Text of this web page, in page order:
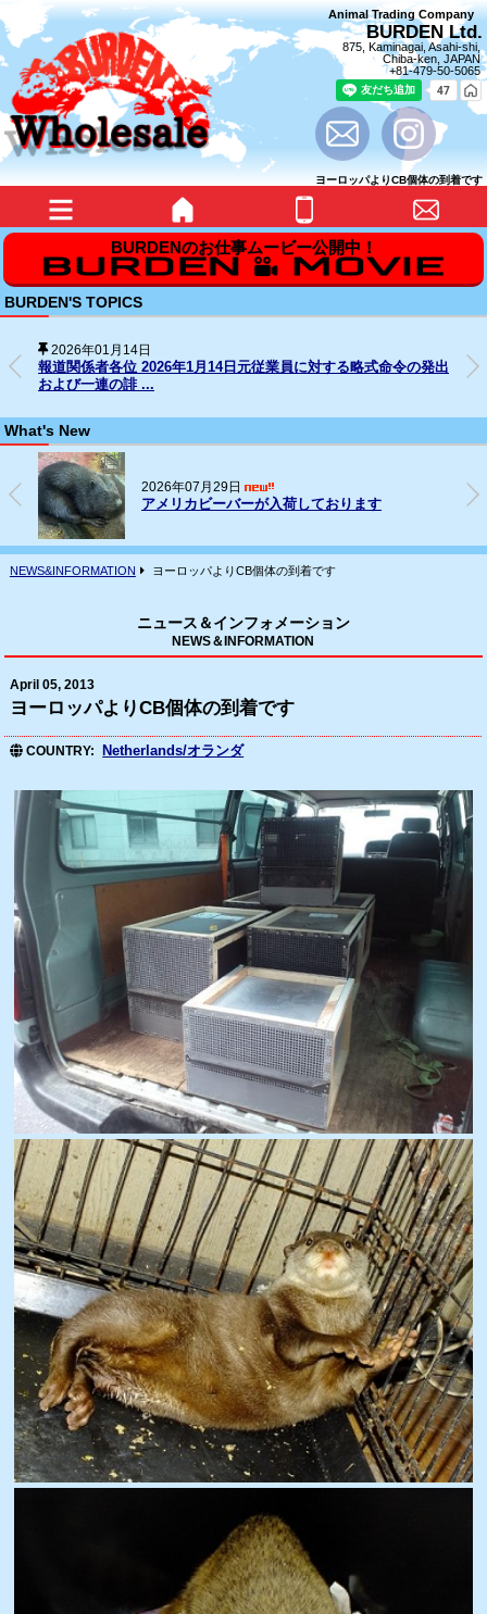
Animal Trading Company
BURDEN Ltd.
875, Kaminagai, Asahi-shi,
Chiba-ken, JAPAN
+81-479-50-5065
ヨーロッパよりCB個体の到着です
BURDEN'S TOPICS
2026年01月14日
報道関係者各位 2026年1月14日元従業員に対する略式命令の発出
および一連の誹 ...
What's New
2026年07月29日
アメリカビーバーが入荷しております
NEWS&INFORMATION ヨーロッパよりCB個体の到着です
ニュース＆インフォメーション
NEWS＆INFORMATION
April 05, 2013
ヨーロッパよりCB個体の到着です
COUNTRY Netherlands/オランダ